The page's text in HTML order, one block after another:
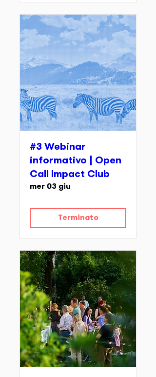
#3 Webinar
informativo | Open
Call Impact Club
mer 03 giu
Terminato